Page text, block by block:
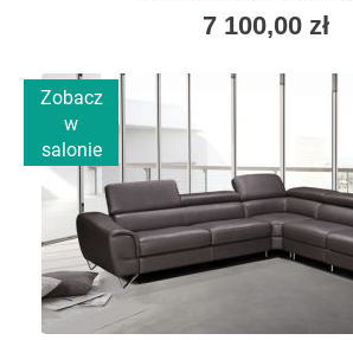
As
7 100,00 zł
Zobacz
w
salonie